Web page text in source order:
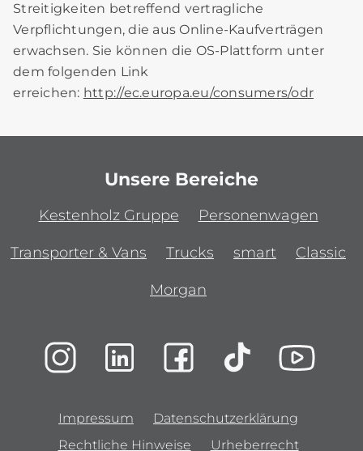
Streitigkeiten betreffend vertragliche
Verpflichtungen, die aus Online-Kaufverträgen
erwachsen. Sie können die OS-Plattform unter
dem folgenden Link
erreichen: http://ec.europa.eu/consumers/odr
Unsere Bereiche
Kestenholz Gruppe Personenwagen
Transporter & Vans Trucks smart Classic
Morgan
Impressum
Datenschutzerklärung
Rechtliche Hinweise
Urheberrecht